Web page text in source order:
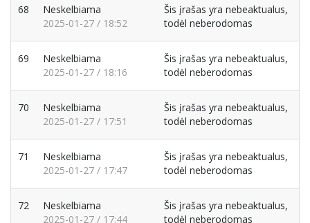
68
Neskelbiama
2025-01-27 / 18:52
Šis įrašas yra nebeaktualus,
todėl neberodomas
69
Neskelbiama
2025-01-27 / 18:16
Šis įrašas yra nebeaktualus,
todėl neberodomas
70
Neskelbiama
2025-01-27 / 17:51
Šis įrašas yra nebeaktualus,
todėl neberodomas
71
Neskelbiama
2025-01-27 / 17:47
Šis įrašas yra nebeaktualus,
todėl neberodomas
72
Neskelbiama
2025-01-27 / 17:44
Šis įrašas yra nebeaktualus,
todėl neberodomas